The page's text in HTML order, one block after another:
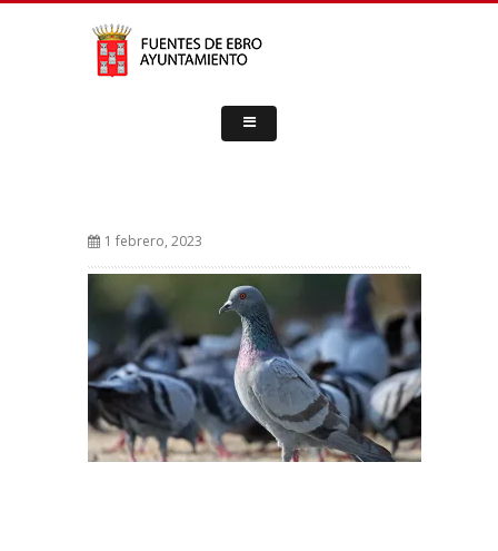
1 febrero, 2023